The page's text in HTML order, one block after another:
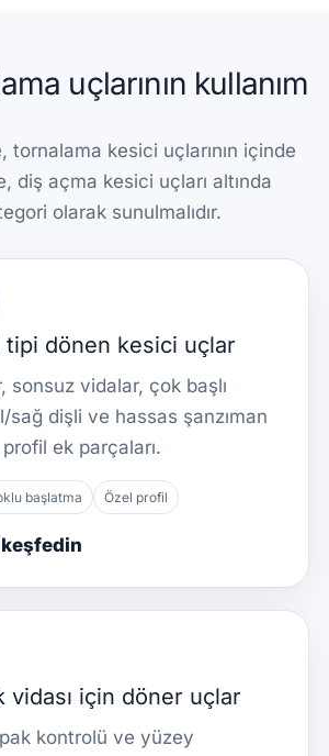
uçlarının kullanım
tornalama kesici uçlarının içinde
diş açma kesici uçları altında
olarak sunulmalıdır.
tipi dönen kesici uçlar
sonsuz vidalar, çok başlı
sağ dişli ve hassas şanzıman
ek parçaları.
başlatma Özel profil
vidası için döner uçlar
kontrolü ve yüzey